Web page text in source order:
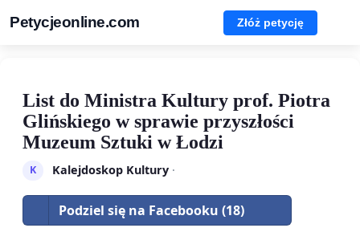
Petycjeonline.com Złóż petycję
List do Ministra Kultury prof. Piotra
Glińskiego w sprawie przyszłości
Muzeum Sztuki w Łodzi
K Kalejdoskop Kultury·
Podziel się na Facebooku (18)